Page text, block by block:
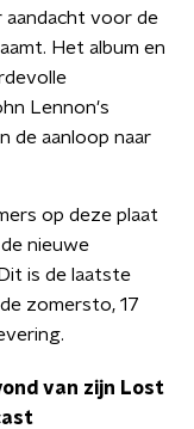
aandacht voor de
Het album en
Lennon's
de aanloop naar
op deze plaat
nieuwe
is de laatste
zomersto, 17
van zijn Lost